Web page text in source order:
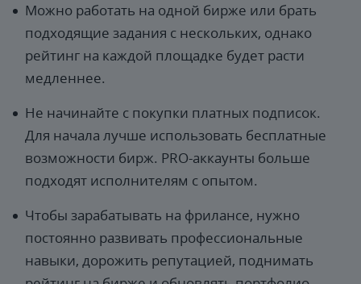
Можно работать на одной бирже или брать
подходящие задания с нескольких, однако
рейтинг на каждой площадке будет расти
медленнее.
Не начинайте с покупки платных подписок.
Для начала лучше использовать бесплатные
возможности бирж. PRO-аккаунты больше
подходят исполнителям с опытом.
Чтобы зарабатывать на фрилансе, нужно
постоянно развивать профессиональные
навыки, дорожить репутацией, поднимать